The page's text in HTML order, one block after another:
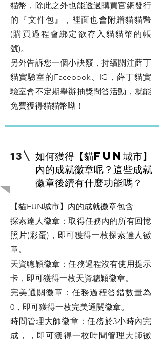
貓幣，除此之外也能透過購買官網發行
的『文件包』，裡面也會附贈貓貓幣
(購買過程會綁定欲存入貓貓幣的帳
號)。
另外告訴您一個小訣竅，持續關注薛丁
貓實驗室的Facebook、IG，薛丁貓實
驗室會不定期舉辦抽獎問答活動，就能
免費獲得貓貓幣呦！
13
如何獲得【貓FUN城市】
內的成就徽章呢？這些成就
徽章後續有什麼功能嗎？
【貓FUN城市】內的成就徽章包含
探索達人徽章：取得任務內的所有回憶
照片(彩蛋)，即可獲得一枚探索達人徽
章。
天資聰穎徽章：任務過程沒有使用提示
卡，即可獲得一枚天資聰穎徽章。
完美通關徽章：任務過程答錯數量為
0，即可獲得一枚完美通關徽章。
時間管理大師徽章：任務於3小時內完
成，，即可獲得一枚時間管理大師徽
​關於成就徽章